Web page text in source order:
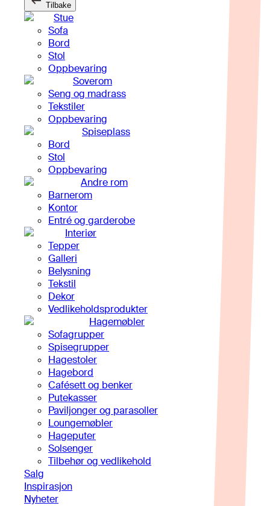
Tilbake
Stue
Sofa
Bord
Stol
Oppbevaring
Soverom
Seng og madrass
Tekstiler
Oppbevaring
Spiseplass
Bord
Stol
Oppbevaring
Andre rom
Barnerom
Kontor
Entré og garderobe
Interiør
Tepper
Galleri
Belysning
Tekstil
Dekor
Vedlikeholdsprodukter
Hagemøbler
Sofagrupper
Spisegrupper
Hagestoler
Hagebord
Cafésett og benker
Putekasser
Paviljonger og parasoller
Loungemøbler
Hageputer
Solsenger
Tilbehør og vedlikehold
Salg
Inspirasjon
Nyheter